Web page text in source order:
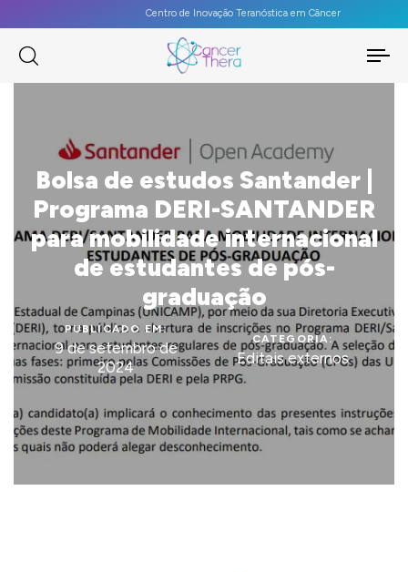
Centro de Inovação Teranóstica em Câncer
Bolsa de estudos Santander |
Programa DERI-SANTANDER
para mobilidade internacional
de estudantes de pós-
graduação
PUBLICADO EM:
9 de setembro de
2024
CATEGORIA:
Editais externos